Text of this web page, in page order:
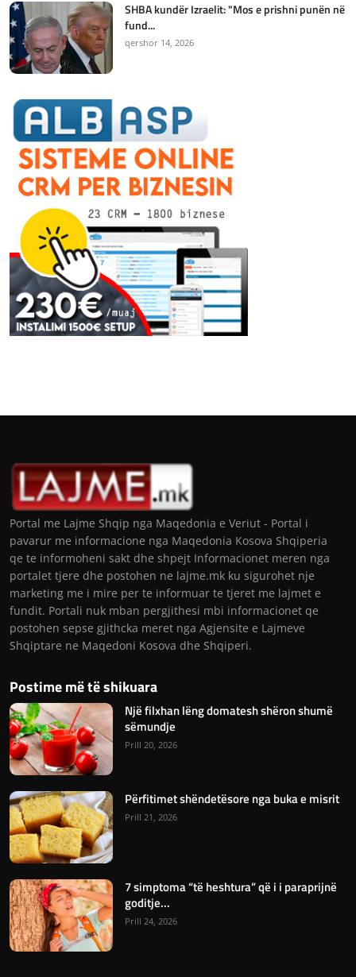
SHBA kundër Izraelit: "Mos e prishni punën në
fund...
qershor 14, 2026
Portal me Lajme Shqip nga Maqedonia e Veriut - Portal i
pavarur me informacione nga Maqedonia Kosova Shqiperia
qe te informoheni sakt dhe shpejt Informacionet meren nga
portalet tjere dhe postohen ne lajme.mk ku sigurohet nje
marketing me i mire per te informuar te tjeret me lajmet e
fundit. Portali nuk mban pergjithesi mbi informacionet qe
postohen sepse gjithcka meret nga Agjensite e Lajmeve
Shqiptare ne Maqedoni Kosova dhe Shqiperi.
Postime më të shikuara
Një filxhan lëng domatesh shëron shumë
sëmundje
Prill 20, 2026
Përfitimet shëndetësore nga buka e misrit
Prill 21, 2026
7 simptoma “të heshtura” që i i paraprijnë
goditje...
Prill 24, 2026